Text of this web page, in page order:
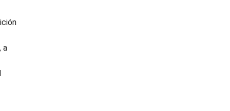
a